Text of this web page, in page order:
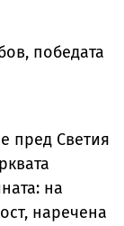
победата
пред Светия
на
наречена